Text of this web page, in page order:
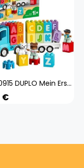
Lego 10915 DUPLO Mein Erster ABC-Lastwagen, Alphabet-Spielzeug, Lernspielzeug für Kleinkinder ab 1,5 Jahren, Buchstaben Lernen, Kinderspielzeug
€